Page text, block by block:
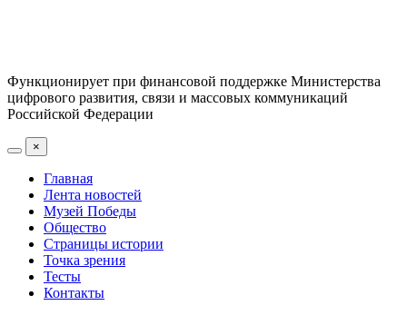
Функционирует при финансовой поддержке Министерства
цифрового развития, связи и массовых коммуникаций
Российской Федерации
×
Главная
Лента новостей
Музей Победы
Общество
Страницы истории
Точка зрения
Тесты
Контакты